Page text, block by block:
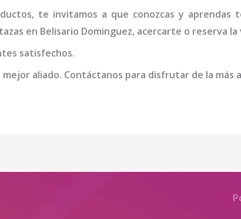
te invitamos a que conozcas y aprendas
en Belisario Dominguez, acercarte o reserva
satisfechos.
aliado. Contáctanos para disfrutar de la más